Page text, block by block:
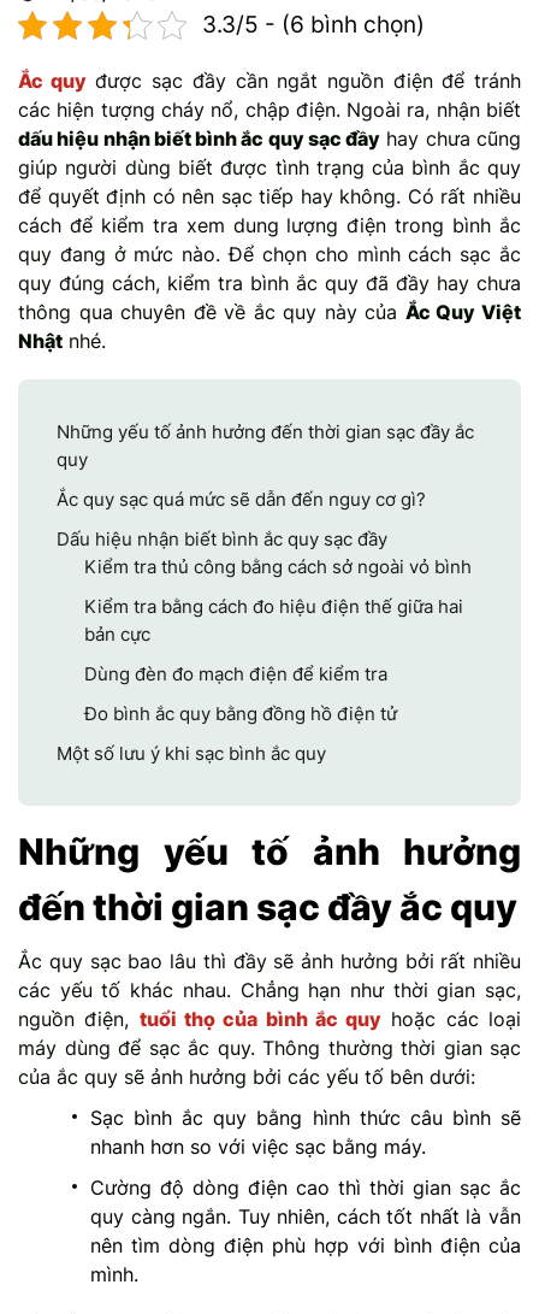
Mercedes-
Vinfast
Suzuki
BMW
Đồng Nai -
Long
Rocket
3.3/5 - (6 bình chọn)
Ắc quyđược sạc đầy cần ngắt nguồn điện để tránh
các hiện tượng cháy nổ, chập điện. Ngoài ra, nhận biết
dấu hiệu nhận biết bình ắc quy sạc đầy hay chưa cũng
giúp người dùng biết được tình trạng của bình ắc quy
để quyết định có nên sạc tiếp hay không. Có rất nhiều
cách để kiểm tra xem dung lượng điện trong bình ắc
quy đang ở mức nào. Để chọn cho mình cách sạc ắc
quy đúng cách, kiểm tra bình ắc quy đã đầy hay chưa
thông qua chuyên đề về ắc quy này của Ắc Quy Việt
Nhật nhé.
Những yếu tố ảnh hưởng đến thời gian sạc đầy ắc
quy
Ắc quy sạc quá mức sẽ dẫn đến nguy cơ gì?
Dấu hiệu nhận biết bình ắc quy sạc đầy
Kiểm tra thủ công bằng cách sở ngoài vỏ bình
Kiểm tra bằng cách đo hiệu điện thế giữa hai
bản cực
Dùng đèn đo mạch điện để kiểm tra
Đo bình ắc quy bằng đồng hồ điện tử
Một số lưu ý khi sạc bình ắc quy
Những yếu tố ảnh hưởng
đến thời gian sạc đầy ắc quy
Ắc quy sạc bao lâu thì đầy sẽ ảnh hưởng bởi rất nhiều
các yếu tố khác nhau. Chẳng hạn như thời gian sạc,
nguồn điện, tuổi thọ của bình ắc quy hoặc các loại
máy dùng để sạc ắc quy. Thông thường thời gian sạc
của ắc quy sẽ ảnh hưởng bởi các yếu tố bên dưới:
Sạc bình ắc quy bằng hình thức câu bình sẽ
nhanh hơn so với việc sạc bằng máy.
Cường độ dòng điện cao thì thời gian sạc ắc
quy càng ngắn. Tuy nhiên, cách tốt nhất là vẫn
nên tìm dòng điện phù hợp với bình điện của
mình.